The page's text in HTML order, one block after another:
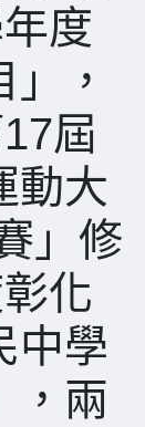
度
，
屆
動大
」修
化
中學
，兩